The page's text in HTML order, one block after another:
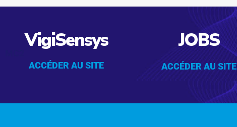
VigiSensys
ACCÉDER AU SITE
JOBS
ACCÉDER AU SITE